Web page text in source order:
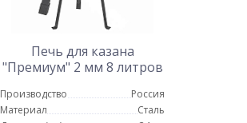
Печь для казана
"Премиум" 2 мм 8 литров
Производство
Россия
Материал
Сталь